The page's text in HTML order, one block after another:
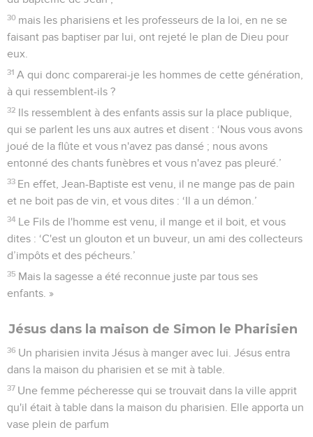
30 mais les pharisiens et les professeurs de la loi, en ne se
faisant pas baptiser par lui, ont rejeté le plan de Dieu pour
eux.
31 A qui donc comparerai-je les hommes de cette génération,
à qui ressemblent-ils ?
32 Ils ressemblent à des enfants assis sur la place publique,
qui se parlent les uns aux autres et disent : ‘Nous vous avons
joué de la flûte et vous n'avez pas dansé ; nous avons
entonné des chants funèbres et vous n'avez pas pleuré.’
33 En effet, Jean-Baptiste est venu, il ne mange pas de pain
et ne boit pas de vin, et vous dites : ‘Il a un démon.’
34 Le Fils de l'homme est venu, il mange et il boit, et vous
dites : ‘C'est un glouton et un buveur, un ami des collecteurs
d’impôts et des pécheurs.’
35 Mais la sagesse a été reconnue juste par tous ses
enfants. »
Jésus dans la maison de Simon le Pharisien
36 Un pharisien invita Jésus à manger avec lui. Jésus entra
dans la maison du pharisien et se mit à table.
37 Une femme pécheresse qui se trouvait dans la ville apprit
qu'il était à table dans la maison du pharisien. Elle apporta un
vase plein de parfum